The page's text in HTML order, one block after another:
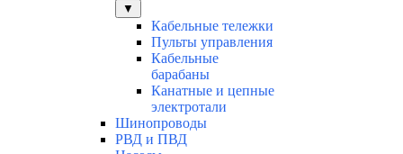
▼
Кабельные тележки
Пульты управления
Кабельные
барабаны
Канатные и цепные
электротали
Шинопроводы
РВД и ПВД